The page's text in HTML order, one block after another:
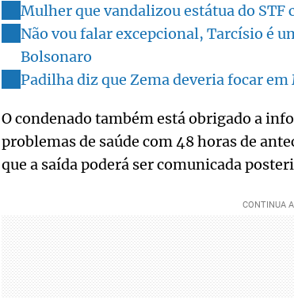
Mulher que vandalizou estátua do
Não vou falar excepcional, Tarcísio é
Bolsonaro
Padilha diz que Zema deveria focar
O condenado também está obrigado a
problemas de saúde com 48 horas de
que a saída poderá ser comunicada